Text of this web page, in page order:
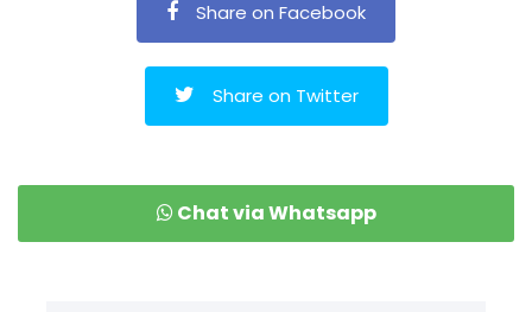
Share on Facebook
Share on Twitter
Chat via Whatsapp